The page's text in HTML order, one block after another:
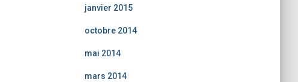
janvier 2015
octobre 2014
mai 2014
mars 2014